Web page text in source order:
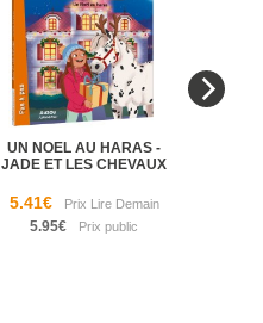
UN NOEL AU HARAS -
JADE ET LES CHEVAUX
5.41€
5.95€